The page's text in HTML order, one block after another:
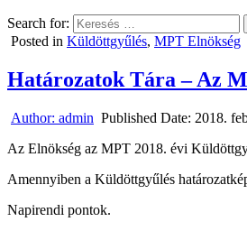
Search for:
Posted in Küldöttgyűlés, MPT Elnökség
Határozatok Tára – Az
Author: admin Published Date: 2018.
Az Elnökség az MPT 2018. évi
Amennyiben a Küldöttgyűlés
Napirendi pontok.